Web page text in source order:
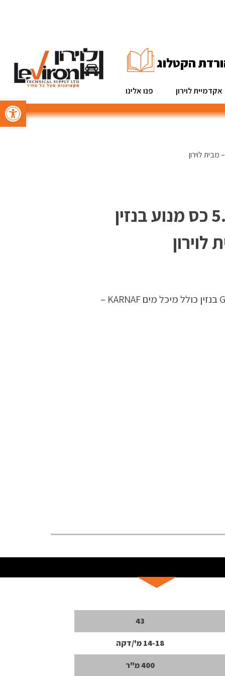
פתח
הקטלוג
אקדמיית לוירון פנו אלינו
מהדק אספלט אדמה 5.5 כס מנוע בנזין
מהדק אספלט / אדמה 5.5 כ"ס מנוע GX160 בנזין כולל מיכל מים KARNAF –
43
14-18 מ'/דקה
400 מ"ר